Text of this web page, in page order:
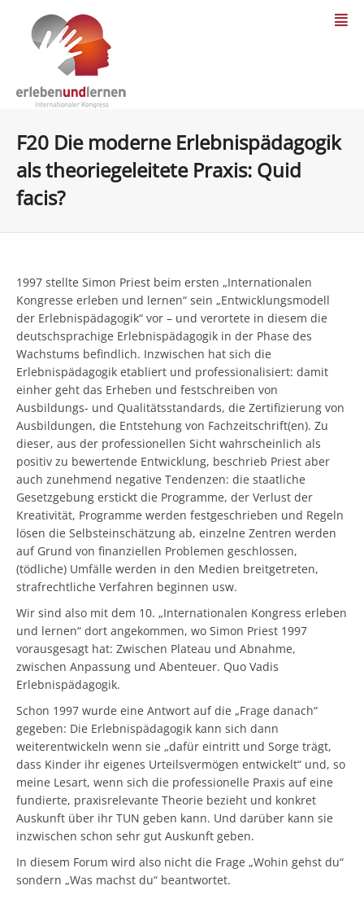
F20 Die moderne Erlebnispädagogik
als theoriegeleitete Praxis: Quid
facis?
1997 stellte Simon Priest beim ersten „Internationalen
Kongresse erleben und lernen“ sein „Entwicklungsmodell
der Erlebnispädagogik“ vor – und verortete in diesem die
deutschsprachige Erlebnispädagogik in der Phase des
Wachstums befindlich. Inzwischen hat sich die
Erlebnispädagogik etabliert und professionalisiert: damit
einher geht das Erheben und festschreiben von
Ausbildungs- und Qualitätsstandards, die Zertifizierung von
Ausbildungen, die Entstehung von Fachzeitschrift(en). Zu
dieser, aus der professionellen Sicht wahrscheinlich als
positiv zu bewertende Entwicklung, beschrieb Priest aber
auch zunehmend negative Tendenzen: die staatliche
Gesetzgebung erstickt die Programme, der Verlust der
Kreativität, Programme werden festgeschrieben und Regeln
lösen die Selbsteinschätzung ab, einzelne Zentren werden
auf Grund von finanziellen Problemen geschlossen,
(tödliche) Umfälle werden in den Medien breitgetreten,
strafrechtliche Verfahren beginnen usw.
Wir sind also mit dem 10. „Internationalen Kongress erleben
und lernen“ dort angekommen, wo Simon Priest 1997
vorausgesagt hat: Zwischen Plateau und Abnahme,
zwischen Anpassung und Abenteuer. Quo Vadis
Erlebnispädagogik.
Schon 1997 wurde eine Antwort auf die „Frage danach“
gegeben: Die Erlebnispädagogik kann sich dann
weiterentwickeln wenn sie „dafür eintritt und Sorge trägt,
dass Kinder ihr eigenes Urteilsvermögen entwickelt“ und, so
meine Lesart, wenn sich die professionelle Praxis auf eine
fundierte, praxisrelevante Theorie bezieht und konkret
Auskunft über ihr TUN geben kann. Und darüber kann sie
inzwischen schon sehr gut Auskunft geben.
In diesem Forum wird also nicht die Frage „Wohin gehst du“
sondern „Was machst du“ beantwortet.